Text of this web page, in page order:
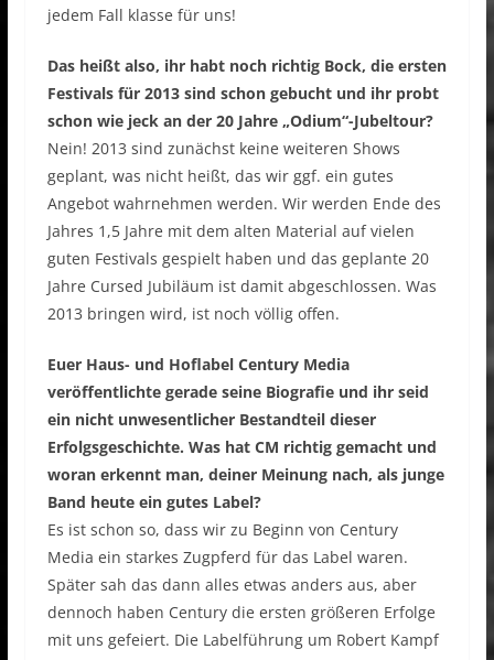
jedem Fall klasse für uns!
Das heißt also, ihr habt noch richtig Bock, die ersten
Festivals für 2013 sind schon gebucht und ihr probt
schon wie jeck an der 20 Jahre „Odium“-Jubeltour?
Nein! 2013 sind zunächst keine weiteren Shows
geplant, was nicht heißt, das wir ggf. ein gutes
Angebot wahrnehmen werden. Wir werden Ende des
Jahres 1,5 Jahre mit dem alten Material auf vielen
guten Festivals gespielt haben und das geplante 20
Jahre Cursed Jubiläum ist damit abgeschlossen. Was
2013 bringen wird, ist noch völlig offen.
Euer Haus- und Hoflabel Century Media
veröffentlichte gerade seine Biografie und ihr seid
ein nicht unwesentlicher Bestandteil dieser
Erfolgsgeschichte. Was hat CM richtig gemacht und
woran erkennt man, deiner Meinung nach, als junge
Band heute ein gutes Label?
Es ist schon so, dass wir zu Beginn von Century
Media ein starkes Zugpferd für das Label waren.
Später sah das dann alles etwas anders aus, aber
dennoch haben Century die ersten größeren Erfolge
mit uns gefeiert. Die Labelführung um Robert Kampf